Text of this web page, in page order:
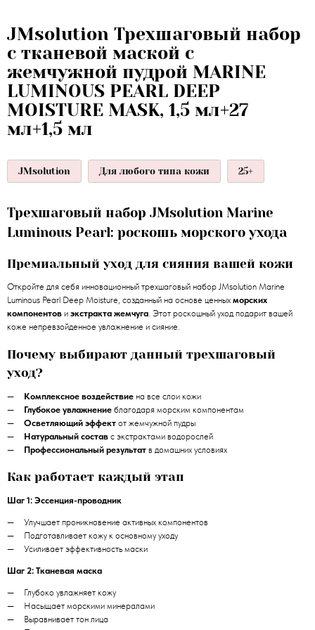
JMsolution Трехшаговый набор
с тканевой маской с
жемчужной пудрой MARINE
LUMINOUS PEARL DEEP
MOISTURE MASK, 1,5 мл+27
мл+1,5 мл
JMsolution Для любого типа кожи 25+
Трехшаговый набор JMsolution Marine
Luminous Pearl: роскошь морского ухода
Премиальный уход для сияния вашей кожи
Откройте для себя инновационный трехшаговый набор JMsolution Marine
Luminous Pearl Deep Moisture, созданный на основе ценных морских
компонентов и экстракта жемчуга. Этот роскошный уход подарит вашей
коже непревзойденное увлажнение и сияние.
Почему выбирают данный трехшаговый
уход?
Комплексное воздействие на все слои кожи
Глубокое увлажнение благодаря морским компонентам
Осветляющий эффект от жемчужной пудры
Натуральный состав с экстрактами водорослей
Профессиональный результат в домашних условиях
Как работает каждый этап
Шаг 1: Эссенция-проводник
Улучшает проникновение активных компонентов
Подготавливает кожу к основному уходу
Усиливает эффективность маски
Шаг 2: Тканевая маска
Глубоко увлажняет кожу
Насыщает морскими минералами
Выравнивает тон лица